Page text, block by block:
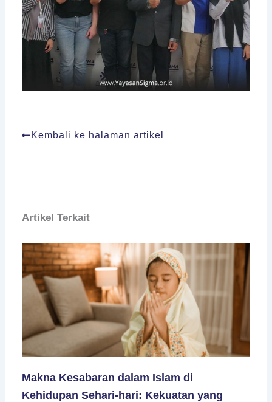
Kembali ke halaman artikel
Artikel Terkait
Makna Kesabaran dalam Islam di
Kehidupan Sehari-hari: Kekuatan yang